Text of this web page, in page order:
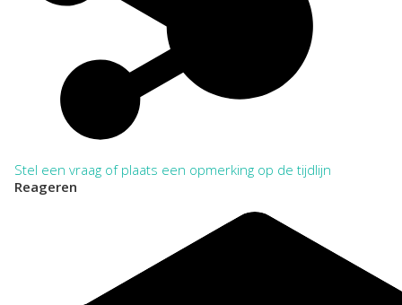
Stel een vraag of plaats een opmerking op de tijdlijn
Reageren